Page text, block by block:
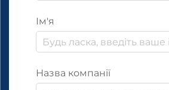
Ім'я
Назва компанії